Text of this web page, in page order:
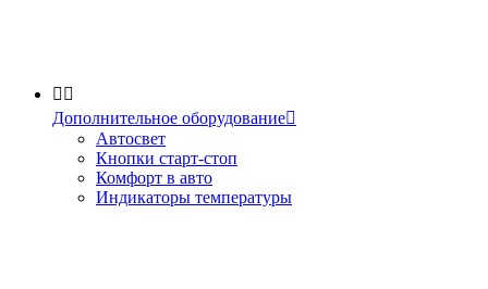
 
Дополнительное оборудование
Автосвет
Кнопки старт-стоп
Комфорт в авто
Индикаторы температуры